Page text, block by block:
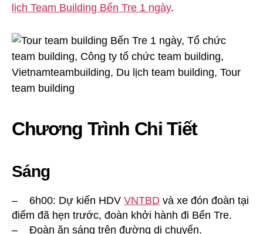
lịch Team Building Bến Tre 1 ngày.
Chương Trình Chi Tiết
Sáng
– 6h00: Dự kiến HDV VNTBD và xe đón đoàn tại
điểm đã hẹn trước, đoàn khởi hành đi Bến Tre.
– Đoàn ăn sáng trên đường di chuyển.